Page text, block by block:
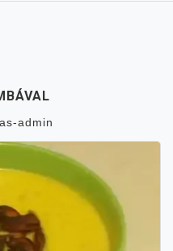
admin